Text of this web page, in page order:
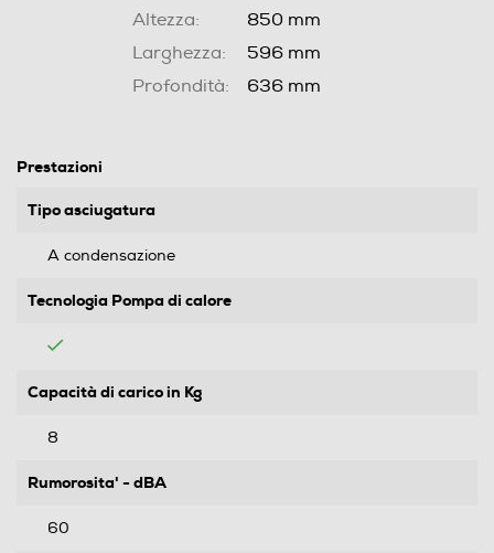
Altezza:
850 mm
Larghezza:
596 mm
Profondità:
636 mm
Prestazioni
Tipo asciugatura
A condensazione
Tecnologia Pompa di calore
Capacità di carico in Kg
8
Rumorosita' - dBA
60